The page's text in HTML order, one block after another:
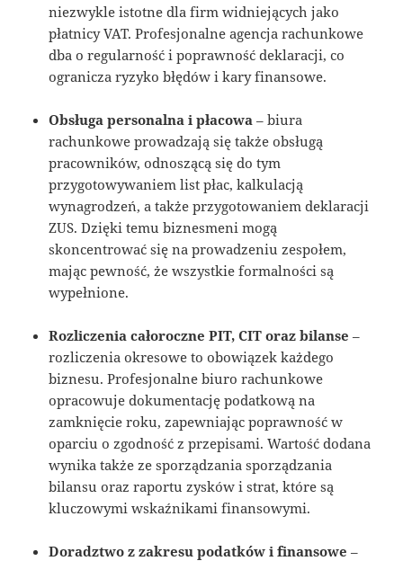
niezwykle istotne dla firm widniejących jako
płatnicy VAT. Profesjonalne agencja rachunkowe
dba o regularność i poprawność deklaracji, co
ogranicza ryzyko błędów i kary finansowe.
Obsługa personalna i płacowa – biura
rachunkowe prowadzają się także obsługą
pracowników, odnoszącą się do tym
przygotowywaniem list płac, kalkulacją
wynagrodzeń, a także przygotowaniem deklaracji
ZUS. Dzięki temu biznesmeni mogą
skoncentrować się na prowadzeniu zespołem,
mając pewność, że wszystkie formalności są
wypełnione.
Rozliczenia całoroczne PIT, CIT oraz bilanse –
rozliczenia okresowe to obowiązek każdego
biznesu. Profesjonalne biuro rachunkowe
opracowuje dokumentację podatkową na
zamknięcie roku, zapewniając poprawność w
oparciu o zgodność z przepisami. Wartość dodana
wynika także ze sporządzania sporządzania
bilansu oraz raportu zysków i strat, które są
kluczowymi wskaźnikami finansowymi.
Doradztwo z zakresu podatków i finansowe –